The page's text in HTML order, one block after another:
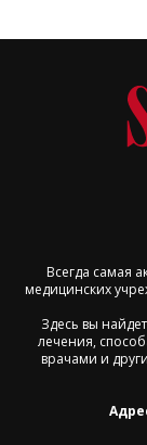
Всегда самая
медицинских
Здесь вы
лечения,
врачами и